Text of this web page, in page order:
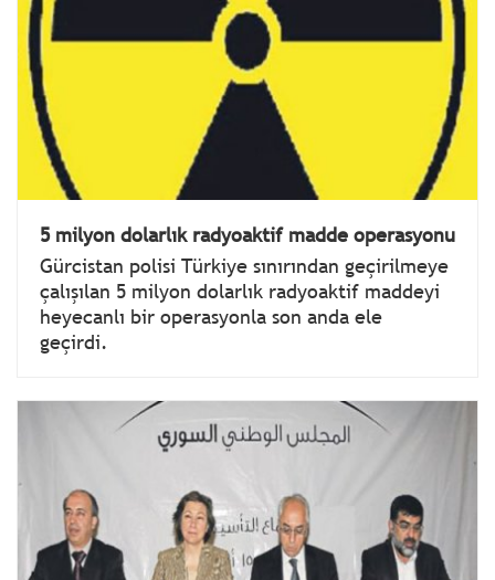
5 milyon dolarlık radyoaktif madde operasyonu
Gürcistan polisi Türkiye sınırından geçirilmeye
çalışılan 5 milyon dolarlık radyoaktif maddeyi
heyecanlı bir operasyonla son anda ele
geçirdi.